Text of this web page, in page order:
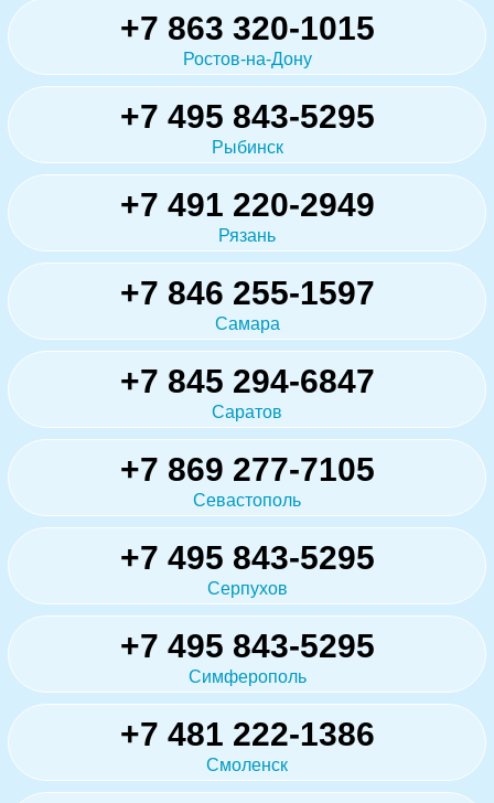
+7 863 320-1015
Ростов-на-Дону
+7 495 843-5295
Рыбинск
+7 491 220-2949
Рязань
+7 846 255-1597
Самара
+7 845 294-6847
Саратов
+7 869 277-7105
Севастополь
+7 495 843-5295
Серпухов
+7 495 843-5295
Симферополь
+7 481 222-1386
Смоленск